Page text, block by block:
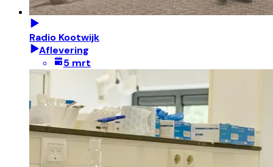
Radio Kootwijk
Aflevering
5 mrt